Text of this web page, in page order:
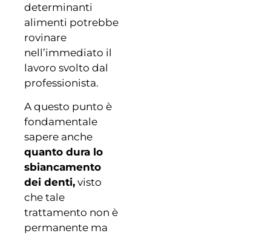
determinanti
alimenti potrebbe
rovinare
nell’immediato il
lavoro svolto dal
professionista.
A questo punto è
fondamentale
sapere anche
quanto dura lo
sbiancamento
dei denti, visto
che tale
trattamento non è
permanente ma